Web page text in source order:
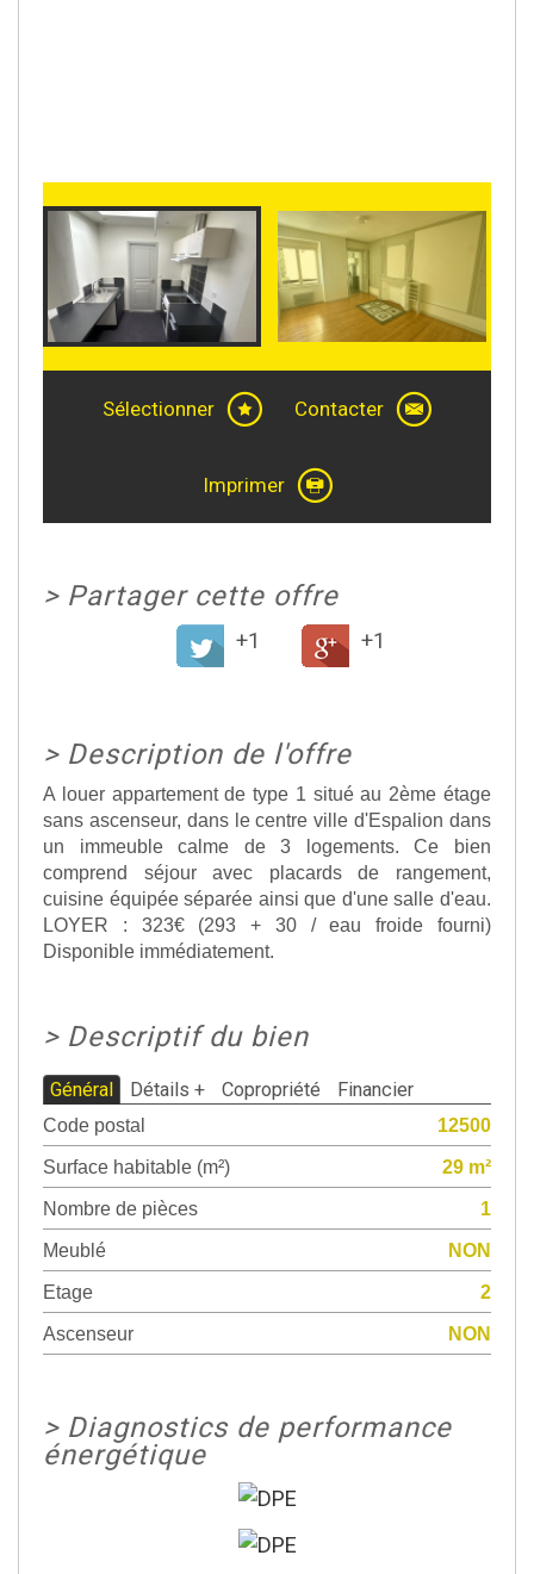
Sélectionner Contacter
Imprimer
> Partager cette offre
+1 +1
> Description de l'offre
A louer appartement de type 1 situé au 2ème étage
sans ascenseur, dans le centre ville d'Espalion dans
un immeuble calme de 3 logements. Ce bien
comprend séjour avec placards de rangement,
cuisine équipée séparée ainsi que d'une salle d'eau.
LOYER : 323€ (293 + 30 / eau froide fourni)
Disponible immédiatement.
> Descriptif du bien
Général Détails + Copropriété Financier
Code postal
12500
Surface habitable (m²)
29 m²
Nombre de pièces
1
Meublé
NON
Etage
2
Ascenseur
NON
> Diagnostics de performance
énergétique